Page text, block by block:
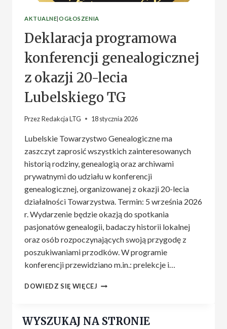
AKTUALNE|OGŁOSZENIA
Deklaracja programowa
konferencji genealogicznej
z okazji 20-lecia
Lubelskiego TG
PrzezRedakcja LTG 18 stycznia 2026
Lubelskie Towarzystwo Genealogiczne ma
zaszczyt zaprosić wszystkich zainteresowanych
historią rodziny, genealogią oraz archiwami
prywatnymi do udziału w konferencji
genealogicznej, organizowanej z okazji 20-lecia
działalności Towarzystwa. Termin: 5 września 2026
r. Wydarzenie będzie okazją do spotkania
pasjonatów genealogii, badaczy historii lokalnej
oraz osób rozpoczynających swoją przygodę z
poszukiwaniami przodków. W programie
konferencji przewidziano m.in.: prelekcje i…
DOWIEDZ SIĘ WIĘCEJ DEKLARACJA
Z
WYSZUKAJ NA STRONIE